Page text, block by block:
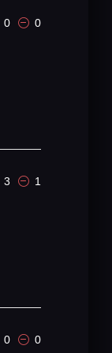
0 0
3 1
0 0